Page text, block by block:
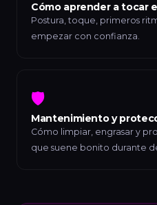
Cómo aprender a tocar
Postura, toque, primeros
empezar con confianza.
🛡️
Mantenimiento y
Cómo limpiar, engrasar y
que suene bonito durante